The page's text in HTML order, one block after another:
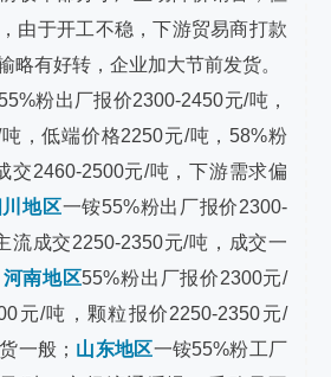
由于开工不稳，下游贸易商打款
略有好转，企业加大节前发货。
粉出厂报价2300-2450元/吨，
，低端价格2250元/吨，58%粉
交2460-2500元/吨，下游需求偏
川地区一铵55%粉出厂报价2300-
流成交2250-2350元/吨，成交一
河南地区55%粉出厂报价2300元/
元/吨，颗粒报价2250-2350元/
一般； 山东地区一铵55%粉工厂